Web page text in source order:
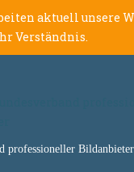
aktuell unsere
Verständnis.
professioneller Bildanbieter